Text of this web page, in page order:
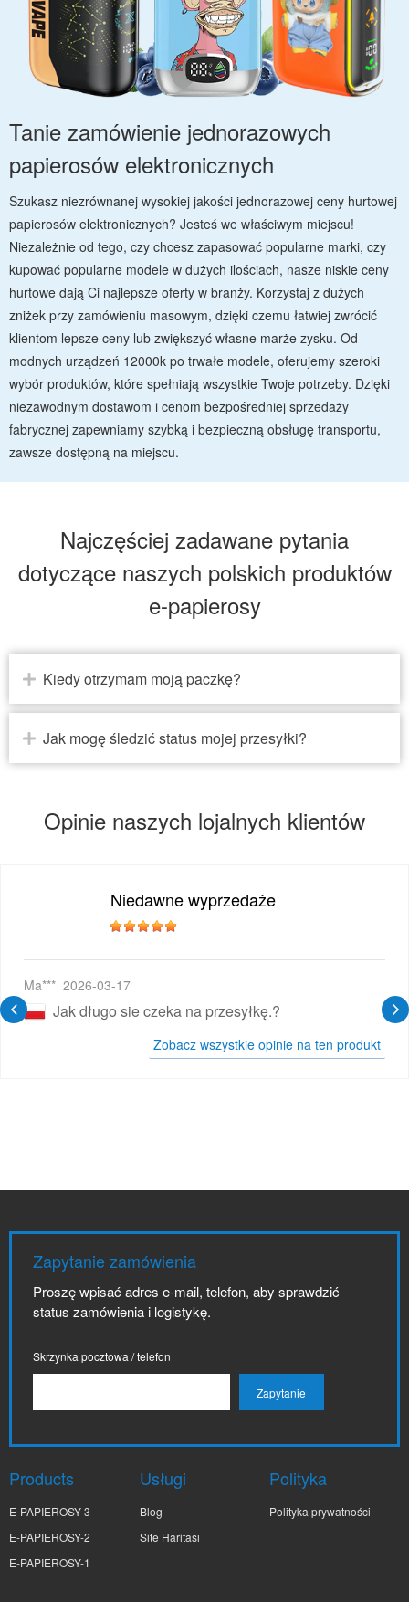
Tanie zamówienie jednorazowych
papierosów elektronicznych
Szukasz niezrównanej wysokiej jakości jednorazowej ceny hurtowej
papierosów elektronicznych? Jesteś we właściwym miejscu!
Niezależnie od tego, czy chcesz zapasować popularne marki, czy
kupować popularne modele w dużych ilościach, nasze niskie ceny
hurtowe dają Ci najlepsze oferty w branży. Korzystaj z dużych
zniżek przy zamówieniu masowym, dzięki czemu łatwiej zwrócić
klientom lepsze ceny lub zwiększyć własne marże zysku. Od
modnych urządzeń 12000k po trwałe modele, oferujemy szeroki
wybór produktów, które spełniają wszystkie Twoje potrzeby. Dzięki
niezawodnym dostawom i cenom bezpośredniej sprzedaży
fabrycznej zapewniamy szybką i bezpieczną obsługę transportu,
zawsze dostępną na miejscu.
Najczęściej zadawane pytania
dotyczące naszych polskich produktów
e-papierosy
Kiedy otrzymam moją paczkę?
Jak mogę śledzić status mojej przesyłki?
Opinie naszych lojalnych klientów
E-papieros
Niedawne wyprzedaże
Ma*** 2026-03-17
Jak długo sie czeka na przesyłkę.?
Zobacz wszystkie opinie na ten produkt
Zapytanie zamówienia
Proszę wpisać adres e-mail, telefon, aby sprawdzić
status zamówienia i logistykę.
Skrzynka pocztowa / telefon
Products
E-PAPIEROSY-3
E-PAPIEROSY-2
E-PAPIEROSY-1
Usługi
Blog
Site Haritası
Polityka
Polityka prywatności